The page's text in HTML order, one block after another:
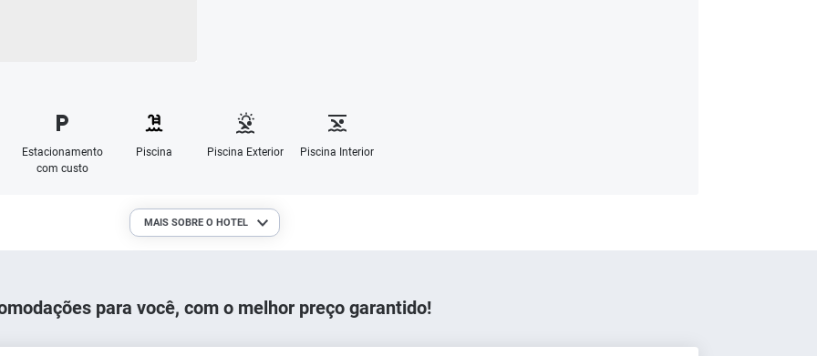
Estacionamento
com custo
Piscina Piscina Exterior Piscina Interior
MAIS SOBRE O HOTEL
para você, com o melhor preço garantido!